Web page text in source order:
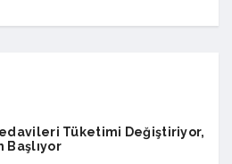
Tüketimi Değiştiriyor,
Başlıyor